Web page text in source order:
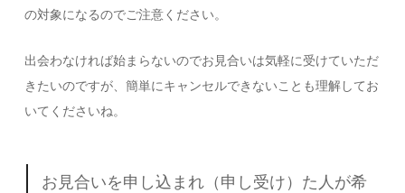
の対象になるのでご注意ください。
出会わなければ始まらないのでお見合いは気軽に受けていただ
きたいのですが、簡単にキャンセルできないことも理解してお
いてくださいね。
お見合いを申し込まれ（申し受け）た人が希